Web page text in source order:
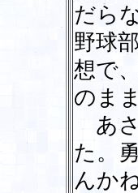
だら
野球
想で
のま
あさ
た。
んか